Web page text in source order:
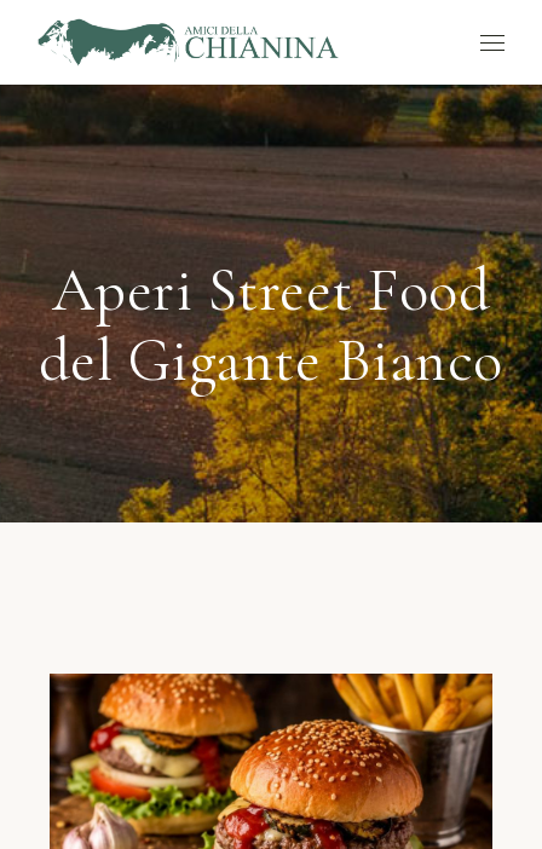
Aperi Street Food
del Gigante Bianco